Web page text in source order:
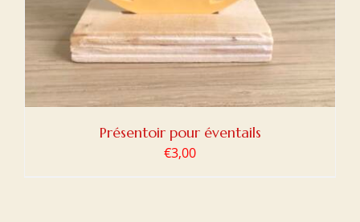
Présentoir pour éventails
€3,00